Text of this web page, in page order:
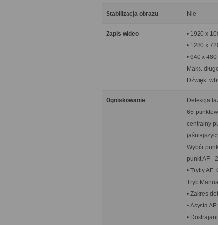
Stabilizacja obrazu Nie
Zapis wideo
• 1920 x
• 1280 x
• 640 x
Maks.
Dźwięk:
Ogniskowanie
Detekcja
65-
centralny
Wybór
punkt AF -
• Tryby AF:
Tryb
• Zakres
• Asysta
•